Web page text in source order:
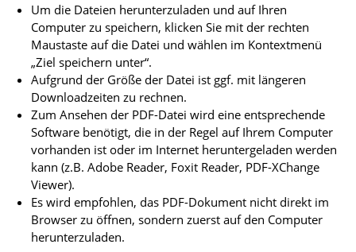
Um die Dateien herunterzuladen und auf Ihren
Computer zu speichern, klicken Sie mit der rechten
Maustaste auf die Datei und wählen im Kontextmenü
„Ziel speichern unter“.
Aufgrund der Größe der Datei ist ggf. mit längeren
Downloadzeiten zu rechnen.
Zum Ansehen der PDF-Datei wird eine entsprechende
Software benötigt, die in der Regel auf Ihrem Computer
vorhanden ist oder im Internet heruntergeladen werden
kann (z.B. Adobe Reader, Foxit Reader, PDF-XChange
Viewer).
Es wird empfohlen, das PDF-Dokument nicht direkt im
Browser zu öffnen, sondern zuerst auf den Computer
herunterzuladen.